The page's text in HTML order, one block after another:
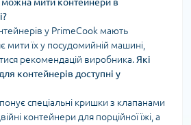
у PrimeCook мають
мити їх у посудомийній машині,
рекомендацій виробника. Які
контейнерів доступні у
спеціальні кришки з клапанами
контейнери для порційної їжі, а